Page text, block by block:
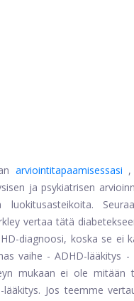
arviointitapaamisessasi
ja psykiatrisen
luokitusasteikoita.
vertaa tätä
diagnoosi, koska se ei
vaihe - ADHD-lääkitys -
mukaan ei ole mitään
Jos teemme